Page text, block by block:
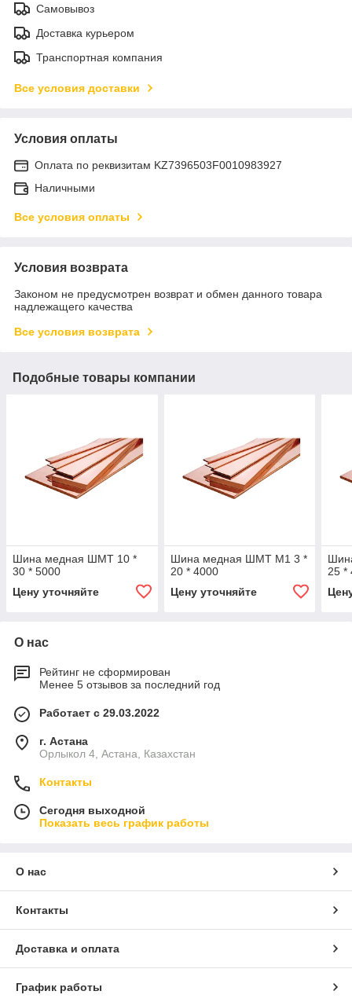
Самовывоз
Доставка курьером
Транспортная компания
Все условия доставки
Условия оплаты
Оплата по реквизитам KZ7396503F0010983927
Наличными
Все условия оплаты
Условия возврата
Законом не предусмотрен возврат и обмен данного товара
надлежащего качества
Все условия возврата
Подобные товары компании
Шина медная ШМТ 10 *
30 * 5000
Цену уточняйте
Шина медная ШМТ М1 3 *
20 * 4000
Цену уточняйте
25 *
О нас
Рейтинг не сформирован
Менее 5 отзывов за последний год
Работает с 29.03.2022
г. Астана
Орлыкол 4, Астана, Казахстан
Контакты
Сегодня выходной
Показать весь график работы
О нас
Контакты
Доставка и оплата
График работы